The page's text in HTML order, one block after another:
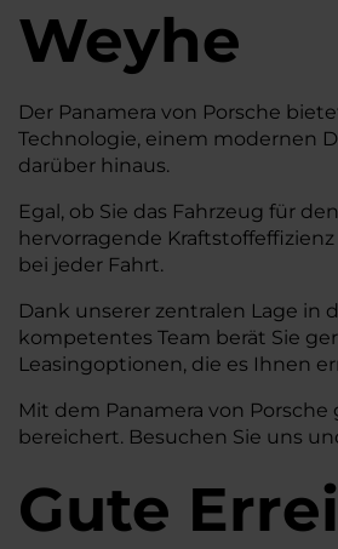
Weyhe
Der Panamera von Porsche
Technologie, einem modernen
darüber hinaus.
Egal, ob Sie das Fahrzeug für
hervorragende
bei jeder Fahrt.
Dank unserer zentralen Lage in
kompetentes Team berät Sie
Leasingoptionen, die es Ihnen
Mit dem Panamera von
bereichert. Besuchen Sie uns
Gute